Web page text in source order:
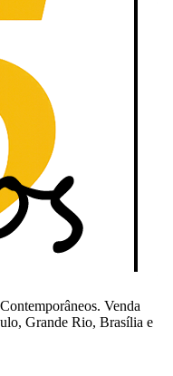
Venda
Grande Rio, Brasília e